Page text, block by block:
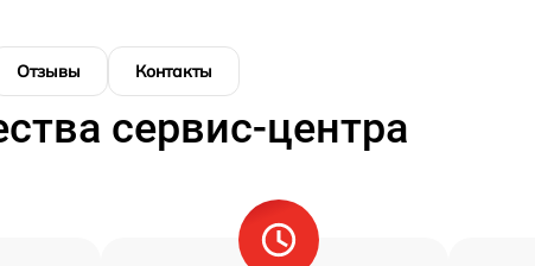
Отзывы Контакты
сервис-центра